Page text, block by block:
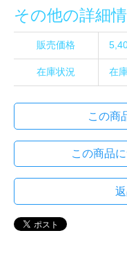
その他の詳細
販売価格
在庫状況 在
この商
この商品